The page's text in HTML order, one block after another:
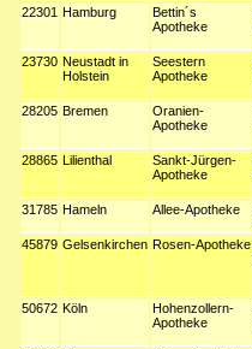
22301 Hamburg
Bettin´s
Apotheke
23730 Neustadt in
Holstein
Seestern
Apotheke
28205 Bremen
Oranien-
Apotheke
28865 Lilienthal
Sankt-Jürgen-
Apotheke
31785 Hameln Allee-Apotheke
45879 Gelsenkirchen Rosen-Apotheke
50672 Köln
Hohenzollern-
Apotheke